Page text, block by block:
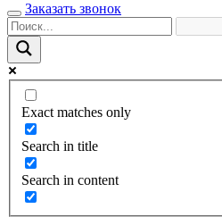
Заказать звонок
Exact matches only
Search in title
Search in content